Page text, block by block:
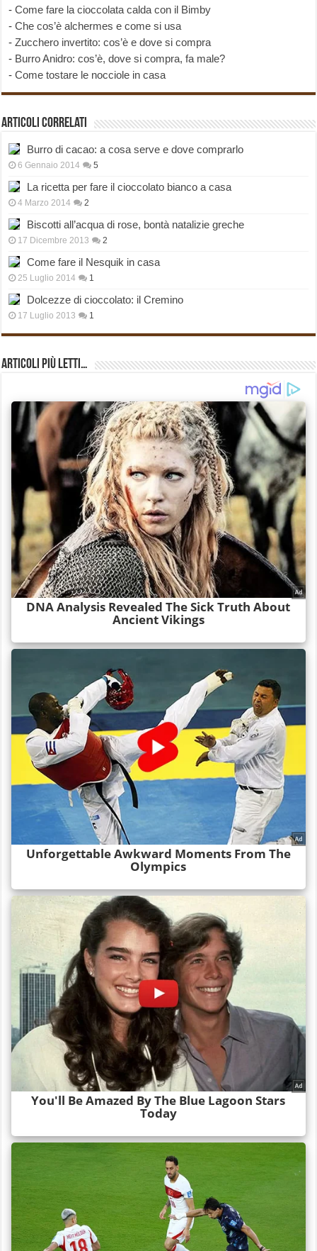
-Come fare la cioccolata calda con il Bimby
-Che cos’è alchermes e come si usa
-Zucchero invertito: cos’è e dove si compra
- Burro Anidro: cos’è, dove si compra, fa male?
-Come tostare le nocciole in casa
Articoli correlati
Burro di cacao: a cosa serve e dove comprarlo
6 Gennaio 2014 5
La ricetta per fare il cioccolato bianco a casa
4 Marzo 2014 2
Biscotti all’acqua di rose, bontà natalizie greche
17 Dicembre 2013 2
Come fare il Nesquik in casa
25 Luglio 2014 1
Dolcezze di cioccolato: il Cremino
17 Luglio 2013 1
Articoli più Letti…